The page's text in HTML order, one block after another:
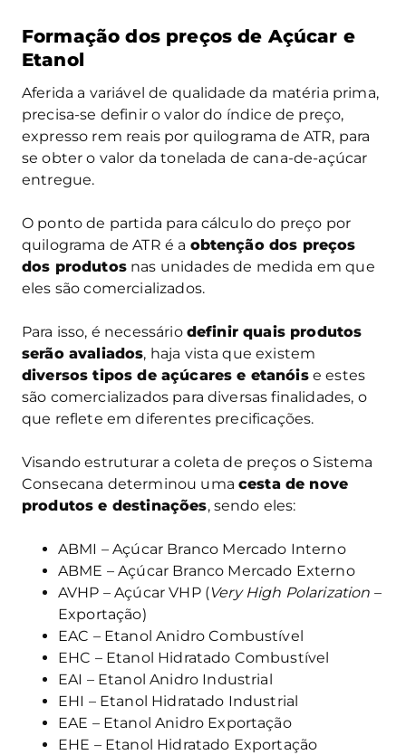
Formação dos preços de Açúcar e
Etanol
Aferida a variável de qualidade da matéria prima,
precisa-se definir o valor do índice de preço,
expresso rem reais por quilograma de ATR, para
se obter o valor da tonelada de cana-de-açúcar
entregue.
O ponto de partida para cálculo do preço por
quilograma de ATR é a obtenção dos preços
dos produtosnas unidades de medida em que
eles são comercializados.
Para isso, é necessário definir quais produtos
serão avaliados, haja vista que existem
diversos tipos de açúcares e etanóise estes
são comercializados para diversas finalidades, o
que reflete em diferentes precificações.
Visando estruturar a coleta de preços o Sistema
Consecana determinou umacesta de nove
produtos e destinações, sendo eles:
ABMI – Açúcar Branco Mercado Interno
ABME – Açúcar Branco Mercado Externo
AVHP – Açúcar VHP (Very High Polarization –
Exportação)
EAC – Etanol Anidro Combustível
EHC – Etanol Hidratado Combustível
EAI – Etanol Anidro Industrial
EHI – Etanol Hidratado Industrial
EAE – Etanol Anidro Exportação
EHE – Etanol Hidratado Exportação